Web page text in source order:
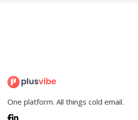
One platform. All things cold email.